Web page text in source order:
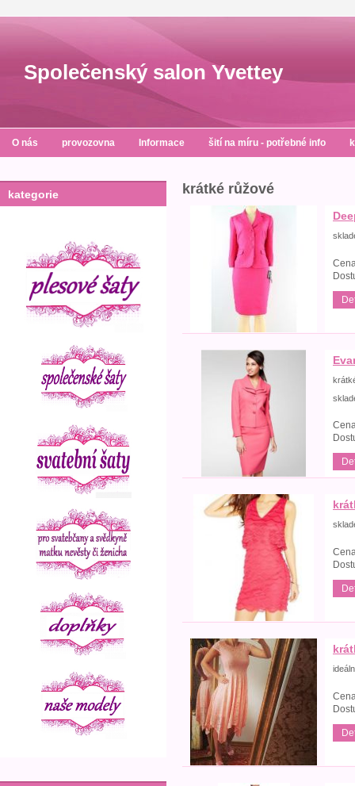
Společenský salon Yvettey
O nás provozovna Informace šití na míru - potřebné info
kategorie krátké růžové